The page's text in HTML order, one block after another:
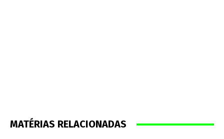
MATÉRIAS RELACIONADAS